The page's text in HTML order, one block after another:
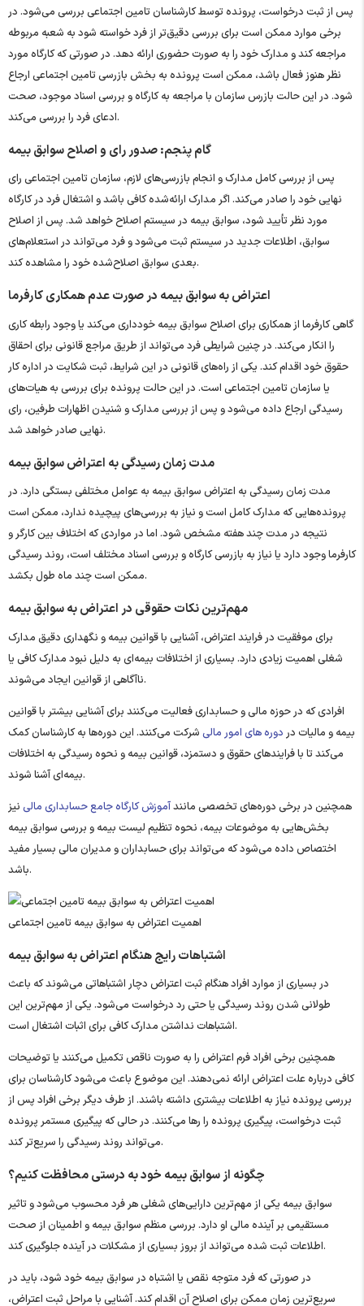
پس از ثبت درخواست، پرونده توسط کارشناسان تامین اجتماعی بررسی می‌شود. در
برخی موارد ممکن است برای بررسی دقیق‌تر از فرد خواسته شود به شعبه مربوطه
مراجعه کند و مدارک خود را به صورت حضوری ارائه دهد. در صورتی که کارگاه مورد
نظر هنوز فعال باشد، ممکن است پرونده به بخش بازرسی تامین اجتماعی ارجاع
شود. در این حالت بازرس سازمان با مراجعه به کارگاه و بررسی اسناد موجود، صحت
ادعای فرد را بررسی می‌کند.
گام پنجم: صدور رای و اصلاح سوابق بیمه
پس از بررسی کامل مدارک و انجام بازرسی‌های لازم، سازمان تامین اجتماعی رای
نهایی خود را صادر می‌کند. اگر مدارک ارائه‌شده کافی باشد و اشتغال فرد در کارگاه
مورد نظر تأیید شود، سوابق بیمه در سیستم اصلاح خواهد شد. پس از اصلاح
سوابق، اطلاعات جدید در سیستم ثبت می‌شود و فرد می‌تواند در استعلام‌های
بعدی سوابق اصلاح‌شده خود را مشاهده کند.
اعتراض به سوابق بیمه در صورت عدم همکاری کارفرما
گاهی کارفرما از همکاری برای اصلاح سوابق بیمه خودداری می‌کند یا وجود رابطه کاری
را انکار می‌کند. در چنین شرایطی فرد می‌تواند از طریق مراجع قانونی برای احقاق
حقوق خود اقدام کند. یکی از راه‌های قانونی در این شرایط، ثبت شکایت در اداره کار
یا سازمان تامین اجتماعی است. در این حالت پرونده برای بررسی به هیات‌های
رسیدگی ارجاع داده می‌شود و پس از بررسی مدارک و شنیدن اظهارات طرفین، رای
نهایی صادر خواهد شد.
مدت زمان رسیدگی به اعتراض سوابق بیمه
مدت زمان رسیدگی به اعتراض سوابق بیمه به عوامل مختلفی بستگی دارد. در
پرونده‌هایی که مدارک کامل است و نیاز به بررسی‌های پیچیده ندارد، ممکن است
نتیجه در مدت چند هفته مشخص شود. اما در مواردی که اختلاف بین کارگر و
کارفرما وجود دارد یا نیاز به بازرسی کارگاه و بررسی اسناد مختلف است، روند رسیدگی
ممکن است چند ماه طول بکشد.
مهم‌ترین نکات حقوقی در اعتراض به سوابق بیمه
برای موفقیت در فرایند اعتراض، آشنایی با قوانین بیمه و نگهداری دقیق مدارک
شغلی اهمیت زیادی دارد. بسیاری از اختلافات بیمه‌ای به دلیل نبود مدارک کافی یا
ناآگاهی از قوانین ایجاد می‌شوند.
افرادی که در حوزه مالی و حسابداری فعالیت می‌کنند برای آشنایی بیشتر با قوانین
بیمه و مالیات در دوره های امور مالی شرکت می‌کنند. این دوره‌ها به کارشناسان کمک
می‌کند تا با فرایندهای حقوق و دستمزد، قوانین بیمه و نحوه رسیدگی به اختلافات
بیمه‌ای آشنا شوند.
همچنین در برخی دوره‌های تخصصی مانندآموزش کارگاه جامع حسابداری مالی نیز
بخش‌هایی به موضوعات بیمه، نحوه تنظیم لیست بیمه و بررسی سوابق بیمه
اختصاص داده می‌شود که می‌تواند برای حسابداران و مدیران مالی بسیار مفید
باشد.
اهمیت اعتراض به سوابق بیمه تامین اجتماعی
اشتباهات رایج هنگام اعتراض به سوابق بیمه
در بسیاری از موارد افراد هنگام ثبت اعتراض دچار اشتباهاتی می‌شوند که باعث
طولانی شدن روند رسیدگی یا حتی رد درخواست می‌شود. یکی از مهم‌ترین این
اشتباهات نداشتن مدارک کافی برای اثبات اشتغال است.
همچنین برخی افراد فرم اعتراض را به صورت ناقص تکمیل می‌کنند یا توضیحات
کافی درباره علت اعتراض ارائه نمی‌دهند. این موضوع باعث می‌شود کارشناسان برای
بررسی پرونده نیاز به اطلاعات بیشتری داشته باشند. از طرف دیگر برخی افراد پس از
ثبت درخواست، پیگیری پرونده را رها می‌کنند. در حالی که پیگیری مستمر پرونده
می‌تواند روند رسیدگی را سریع‌تر کند.
چگونه از سوابق بیمه خود به ‌درستی محافظت کنیم؟
سوابق بیمه یکی از مهم‌ترین دارایی‌های شغلی هر فرد محسوب می‌شود و تاثیر
مستقیمی بر آینده مالی او دارد. بررسی منظم سوابق بیمه و اطمینان از صحت
اطلاعات ثبت ‌شده می‌تواند از بروز بسیاری از مشکلات در آینده جلوگیری کند.
در صورتی که فرد متوجه نقص یا اشتباه در سوابق بیمه خود شود، باید در
سریع‌ترین زمان ممکن برای اصلاح آن اقدام کند. آشنایی با مراحل ثبت اعتراض،